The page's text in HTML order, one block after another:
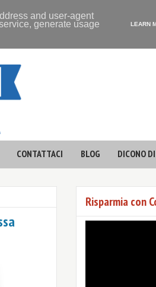
CONTATTACI BLOG DICONO
Risparmia con
and user-agent
generate usage
LEARN